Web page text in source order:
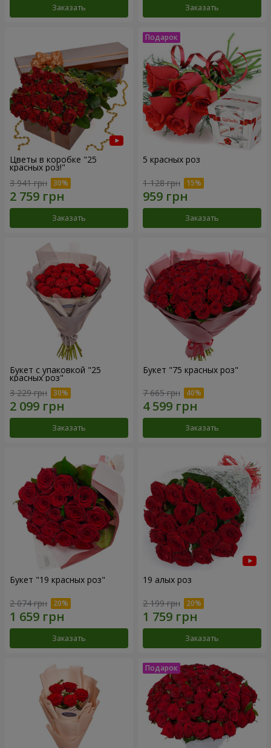
Заказать Заказать
Цветы в коробке "25
красных роз!"
3 941 грн
Заказать
5 красных роз
1 128 грн
Заказать
Букет с упаковкой "25
красных роз"
3 229 грн
Заказать
Букет "75 красных роз"
7 665 грн
Заказать
Букет "19 красных роз"
2 074 грн
Заказать
19 алых роз
2 199 грн
Заказать